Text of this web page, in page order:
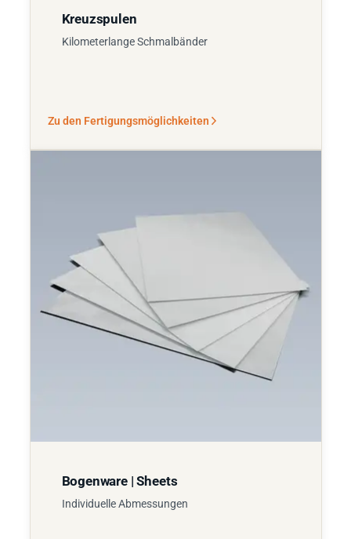
Kreuzspulen
Kilometerlange Schmalbänder
Zu den Fertigungsmöglichkeiten
Bogenware | Sheets
Individuelle Abmessungen